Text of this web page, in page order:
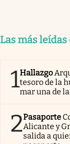
Las más
1Hallazgo
tesoro de la
mar una de
2Pasaporte
Alicante y
salida a